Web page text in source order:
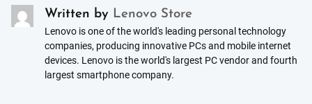
Written by Lenovo Store
Lenovo is one of the world's leading personal technology
companies, producing innovative PCs and mobile internet
devices. Lenovo is the world's largest PC vendor and fourth
largest smartphone company.